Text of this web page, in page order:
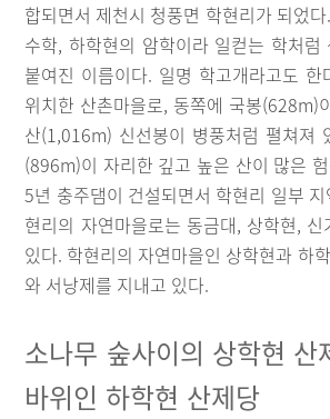
합되면서 제천시 청풍면 학현리가 되었
수학, 하학현의 암학이라 일컫는 학처럼
붙여진 이름이다. 일명 학고개라고도 한
위치한 산촌마을로, 동쪽에 국봉(628m)
산(1,016m) 신선봉이 병풍처럼 펼쳐져
(896m)이 자리한 깊고 높은 산이 많은
5년 충주댐이 건설되면서 학현리 일부
현리의 자연마을로는 동금대, 상학현,
있다. 학현리의 자연마을인 상학현과 하
와 서낭제를 지내고 있다.
소나무 숲사이의 상학현 산
바위인 하학현 산제당